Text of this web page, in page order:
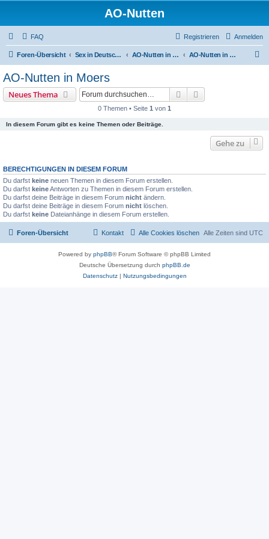
AO-Nutten
FAQ Anmelden
Registrieren
Foren-Übersicht Sex in Deutschland AO-Nutten in Nordrein-Westfalen AO-Nutten in Moers
AO-Nutten in Moers
Neues Thema Suche
0 Themen • Seite 1 von 1
In diesem Forum gibt es keine Themen oder Beiträge.
Gehe zu
BERECHTIGUNGEN IN DIESEM FORUM
Du darfst keine neuen Themen in diesem Forum erstellen.
Du darfst keineAntworten zu Themen in diesem Forum erstellen.
Du darfst deine Beiträge in diesem Forum nicht ändern.
Du darfst deine Beiträge in diesem Forum nicht löschen.
Du darfst keine Dateianhänge in diesem Forum erstellen.
Foren-Übersicht Alle Zeiten sind UTC
Alle Cookies löschen
Kontakt
Powered by phpBB® Forum Software © phpBB Limited
Deutsche Übersetzung durch phpBB.de
Datenschutz| Nutzungsbedingungen